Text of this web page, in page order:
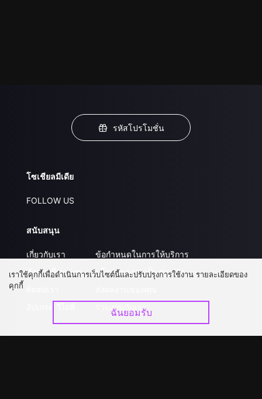
รหัสโปรโมชั่น
โซเชียลมีเดีย
FOLLOW US
สนับสนุน
เกี่ยวกับเรา
คำถามที่พบบ่อย
ข้อกำหนดในการให้บริการ
นโยบายความเป็นส่วนตัว
ร่วมงานกับเรา
เราใช้คุกกี้เพื่อดำเนินการเว็บไซต์นี้และปรับปรุงการใช้งาน รายละเอียดของ
คุกกี้
ฉันยอมรับ